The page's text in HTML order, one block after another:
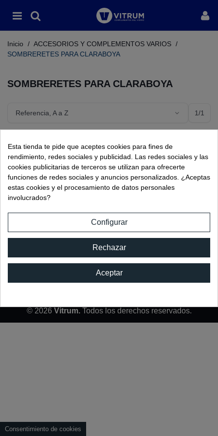
Inicio / ACCESORIOS Y COMPLEMENTOS VARIOS /
SOMBRERETES PARA CLARABOYA
SOMBRERETES PARA CLARABOYA
Referencia, A a Z 1/1
SOMBRERETES DE ALUMINIO PARA
CLARABOYAS
Ref:00650
© 2026 Vitrum.Todos los derechos reservados.
Esta tienda te pide que aceptes cookies para fines de
rendimiento, redes sociales y publicidad. Las redes sociales y las
cookies publicitarias de terceros se utilizan para ofrecerte
funciones de redes sociales y anuncios personalizados. ¿Aceptas
estas cookies y el procesamiento de datos personales
involucrados?
Configurar
Rechazar
Aceptar
Consentimiento de cookies